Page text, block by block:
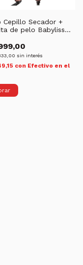
Cepillo Secador +
de pelo Babyliss
sin interés
con Efectivo en el